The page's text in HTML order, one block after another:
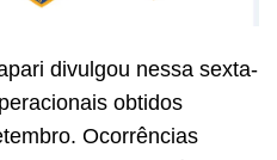
divulgou nessa sexta-
obtidos
Ocorrências